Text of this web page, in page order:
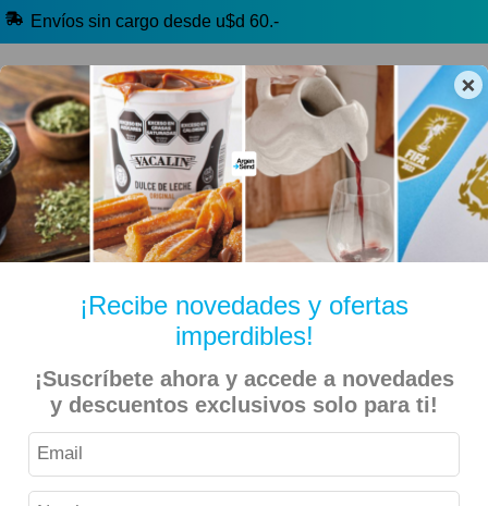
×
¡Recibe novedades y ofertas
imperdibles!
¡Suscríbete ahora y accede a novedades
y descuentos exclusivos solo para ti!
Envíos sin cargo desde u$d 60.-
🔥 Alfajores y Golosinas
🧉 Clásicos argentinos 🏷️ Todas las categorías
Inicio Kiosko Dulce y Salado Alfajores y Conitos
Cachafaz – Alfajor de Chocolate Blanco con Dulce de
Leche